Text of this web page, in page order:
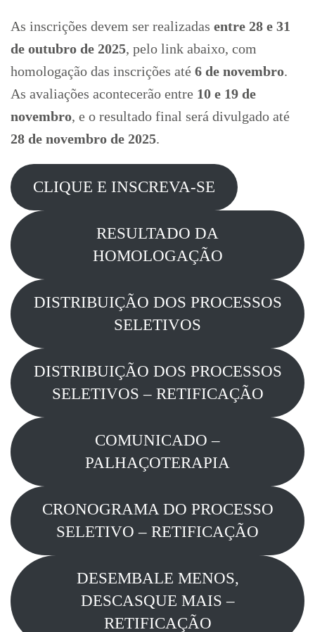
As inscrições devem ser realizadas entre 28 e 31
de outubro de 2025, pelo link abaixo, com
homologação das inscrições até 6 de novembro.
As avaliações acontecerão entre 10 e 19 de
novembro, e o resultado final será divulgado até
28 de novembro de 2025.
CLIQUE E INSCREVA-SE
RESULTADO DA
HOMOLOGAÇÃO
DISTRIBUIÇÃO DOS PROCESSOS
SELETIVOS
DISTRIBUIÇÃO DOS PROCESSOS
SELETIVOS – RETIFICAÇÃO
COMUNICADO –
PALHAÇOTERAPIA
CRONOGRAMA DO PROCESSO
SELETIVO – RETIFICAÇÃO
DESEMBALE MENOS,
DESCASQUE MAIS –
RETIFICAÇÃO